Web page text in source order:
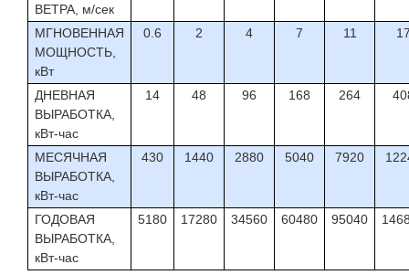
ВЕТРА, м/сек
МГНОВЕННАЯ
МОЩНОСТЬ,
кВт
0.6 2 4 7 11
ДНЕВНАЯ
ВЫРАБОТКА,
кВт-час
14 48 96 168 264
МЕСЯЧНАЯ
ВЫРАБОТКА,
кВт-час
430 1440 2880 5040 7920
ГОДОВАЯ
ВЫРАБОТКА,
кВт-час
5180 17280 34560 60480 95040